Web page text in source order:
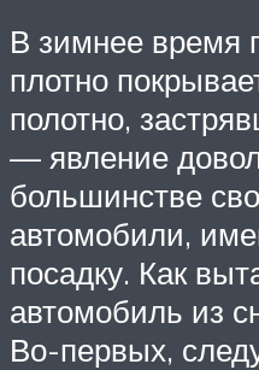
В зимнее время
плотно
полотно,
— явление
большинстве
автомобили,
посадку. Как
автомобиль из
Во-первых,